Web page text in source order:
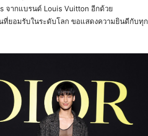
จากแบรนด์ Louis Vuitton อีกด้วย
ที่ยอมรับในระดับโลก ขอแสดงความยินดีกับทุก